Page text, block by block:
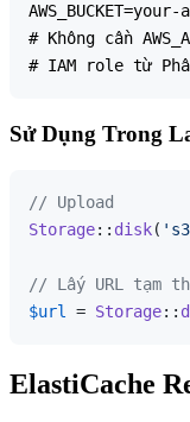
# Không cần
Sử Dụng Trong
// Upload
Storage:: disk(
// Lấy URL tạm
$url
= Storage::
ElastiCache